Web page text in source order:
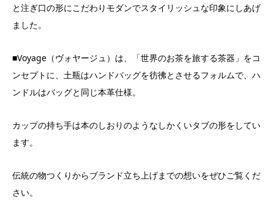
と注ぎ口の形にこだわりモダンでスタイリッシュな印象にしあげ
ました。
■Voyage（ヴォヤージュ）は、「世界のお茶を旅する茶器」をコ
ンセプトに、土瓶はハンドバッグを彷彿とさせるフォルムで、ハ
ンドルはバッグと同じ本革仕様。
カップの持ち手は本のしおりのようなしかくいタブの形をしてい
ます。
伝統の物つくりからブランド立ち上げまでの想いをぜひご覧くだ
さい。